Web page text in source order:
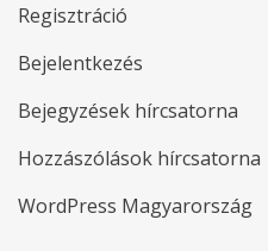
Regisztráció
Bejelentkezés
Bejegyzések hírcsatorna
Hozzászólások hírcsatorna
WordPress Magyarország